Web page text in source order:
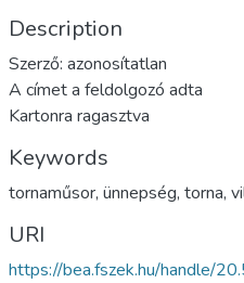
Description
Szerző: azonosítatlan
A címet a feldolgozó adta
Kartonra ragasztva
Keywords
tornaműsor, ünnepség, torna,
URI
https://bea.fszek.hu/handle/